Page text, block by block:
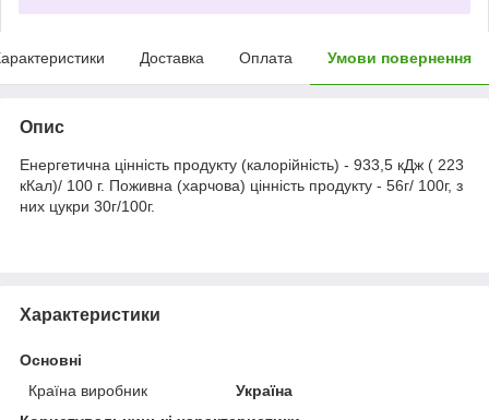
Доставка Оплата Умови повернення
Опис
Енергетична цінність продукту (калорійність) - 933,5 кДж ( 223
кКал)/ 100 г. Поживна (харчова) цінність продукту - 56г/ 100г, з
них цукри 30г/100г.
Характеристики
Основні
Країна виробник
Україна